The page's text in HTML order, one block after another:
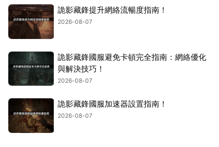
詭影藏鋒提升網絡流暢度指南！
2026-08-07
詭影藏鋒國服避免卡頓完全指南：網絡優化
與解決技巧！
2026-08-07
詭影藏鋒國服加速器設置指南！
2026-08-07